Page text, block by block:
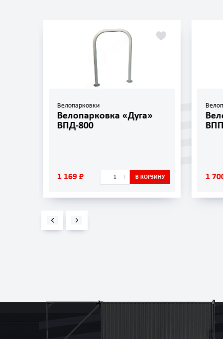
Велопарковки
Велопарковка «Пони»
ВПП-1500
1 700 ₽ - +